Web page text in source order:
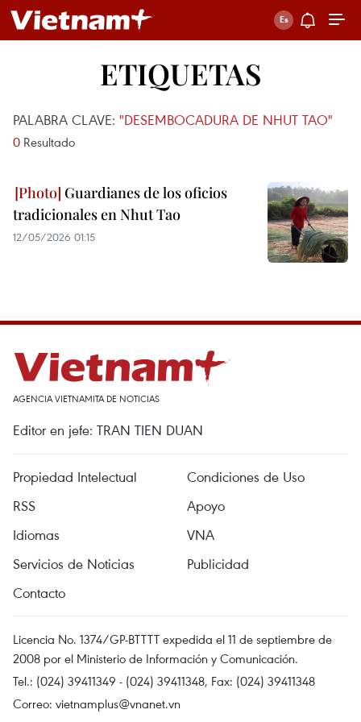
ETIQUETAS
PALABRA CLAVE: "DESEMBOCADURA DE NHUT TAO"
0 Resultado
Guardianes de los oficios
tradicionales en Nhut Tao
12/05/2026 01:15
AGENCIA VIETNAMITA DE NOTICIAS
Editor en jefe: TRAN TIEN DUAN
Propiedad Intelectual
Condiciones de Uso
RSS
Apoyo
Idiomas
VNA
Servicios de Noticias
Publicidad
Contacto
Licencia No. 1374/GP-BTTTT expedida el 11 de septiembre de
2008 por el Ministerio de Información y Comunicación.
Tel.: (024) 39411349 - (024) 39411348, Fax: (024) 39411348
Correo: vietnamplus@vnanet.vn